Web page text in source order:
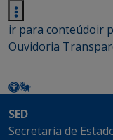
ir para conteúdoir
Ouvidoria
SED
Secretaria de